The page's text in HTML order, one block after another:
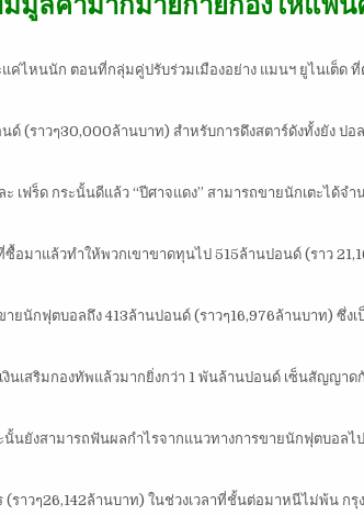
ไหนนัก ตอนที่กลุ่มคู่ปรับร่วมเมืองอย่าง แมนฯ ยูไนเต็ด
(ราวๆ30,000ล้านบาท) สำหรับการดึงสตาร์ดังทั้งยัง ปอ
เฟร็ด กระนั้นดีแล้ว “ปีศาจแดง” สามารถขายนักเตะได้จ
มาแล้วทำให้พวกเขาขาดทุนไป 515ล้านปอนด์ (ราว
ยนักฟุตบอลถึง 413ล้านปอนด์ (ราวๆ16,976ล้านบาท) ซึ่ง
นเสริมกองทัพแล้วมากยิ่งกว่า 1 พันล้านปอนด์ เซ็นสัญญา
นั้นยังสามารถฟันผลกำไรจากแนวทางการขายนักฟุตบอล
าวๆ26,142ล้านบาท) ในช่วงเวลาที่ชั้นต่อมาหนีไม่พ้น กรุ